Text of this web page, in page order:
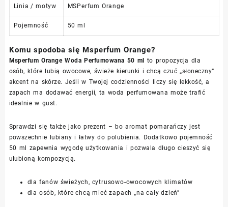
Linia / motyw MSPerfum Orange
Pojemność 50 ml
Komu spodoba się Msperfum Orange?
Msperfum Orange Woda Perfumowana 50 ml to propozycja dla
osób, które lubią owocowe, świeże kierunki i chcą czuć „słoneczny”
akcent na skórze. Jeśli w Twojej codzienności liczy się lekkość, a
zapach ma dodawać energii, ta woda perfumowana może trafić
idealnie w gust.
Sprawdzi się także jako prezent – bo aromat pomarańczy jest
powszechnie lubiany i łatwy do polubienia. Dodatkowo pojemność
50 ml zapewnia wygodę użytkowania i pozwala długo cieszyć się
ulubioną kompozycją.
dla fanów świeżych, cytrusowo-owocowych klimatów
dla osób, które chcą mieć zapach „na cały dzień”